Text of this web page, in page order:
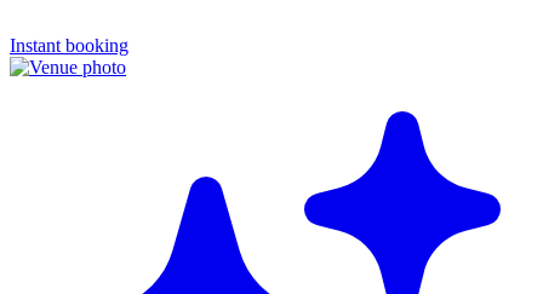
Instant booking